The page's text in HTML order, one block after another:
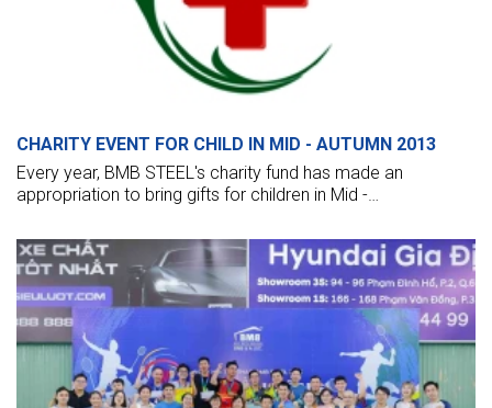
CHARITY EVENT FOR CHILD IN MID - AUTUMN 2013
Every year, BMB STEEL's charity fund has made an
appropriation to bring gifts for children in Mid -
STEEL, we have a strong belief that truth, and we always try
our best to make better things for them.